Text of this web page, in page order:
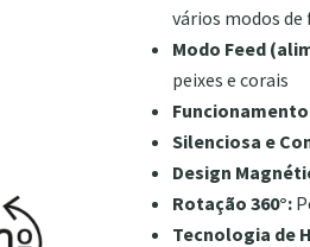
vários modos
Modo Feed
peixes e corais
Funcionamento
Silenciosa e
Design
Rotação 360°:
Tecnologia de